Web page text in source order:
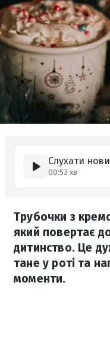
Слухати
00:53 хв
Трубочки з
який повертає
дитинство. Це
тане у роті та
моменти.